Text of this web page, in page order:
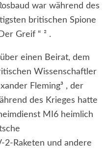
war während des
britischen Spione
Greif “ ² .
einen Beirat, dem
Wissenschaftler
Fleming³ , der
des Krieges hatte
MI6 heimlich
2-Raketen und andere